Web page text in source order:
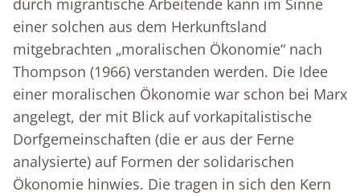
durch migrantische Arbeitende kann im Sinne
einer solchen aus dem Herkunftsland
mitgebrachten „moralischen Ökonomie“ nach
Thompson (1966) verstanden werden. Die Idee
einer moralischen Ökonomie war schon bei Marx
angelegt, der mit Blick auf vorkapitalistische
Dorfgemeinschaften (die er aus der Ferne
analysierte) auf Formen der solidarischen
Ökonomie hinwies. Die tragen in sich den Kern